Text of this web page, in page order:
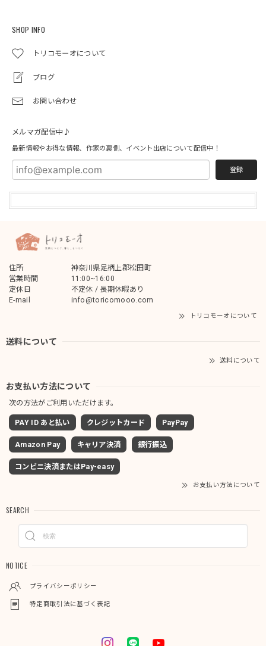
SHOP INFO
トリコモーオについて
ブログ
お問い合わせ
メルマガ配信中♪
最新情報やお得な情報、作家の裏側、イベント出店について配信中！
登録
住所
神奈川県足柄上郡松田町
営業時間
11:00~16:00
定休日
不定休 / 長期休暇あり
E-mail
info@toricomooo.com
トリコモーオについて
送料について
送料について
お支払い方法について
次の方法がご利用いただけます。
PAY ID あと払い クレジットカード PayPay
Amazon Pay キャリア決済 銀行振込
コンビニ決済またはPay-easy
お支払い方法について
SEARCH
NOTICE
プライバシーポリシー
特定商取引法に基づく表記